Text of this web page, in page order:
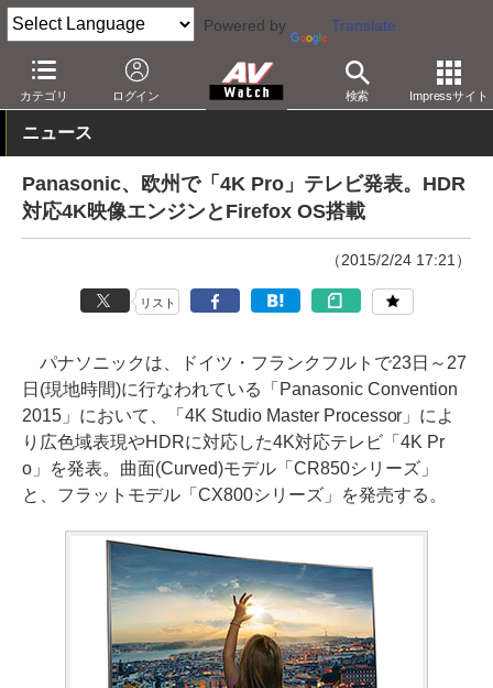
Powered by Translate
カテゴリ ログイン 検索 Impressサイト
AV Watch 製品 テレビ パナソニック
ニュース
Panasonic、欧州で「4K Pro」テレビ発表。HDR
対応4K映像エンジンとFirefox OS搭載
（2015/2/24 17:21）
リスト
パナソニックは、ドイツ・フランクフルトで23日～27
日(現地時間)に行なわれている「Panasonic Convention
2015」において、「4K Studio Master Processor」によ
り広色域表現やHDRに対応した4K対応テレビ「4K Pr
o」を発表。曲面(Curved)モデル「CR850シリーズ」
と、フラットモデル「CX800シリーズ」を発売する。